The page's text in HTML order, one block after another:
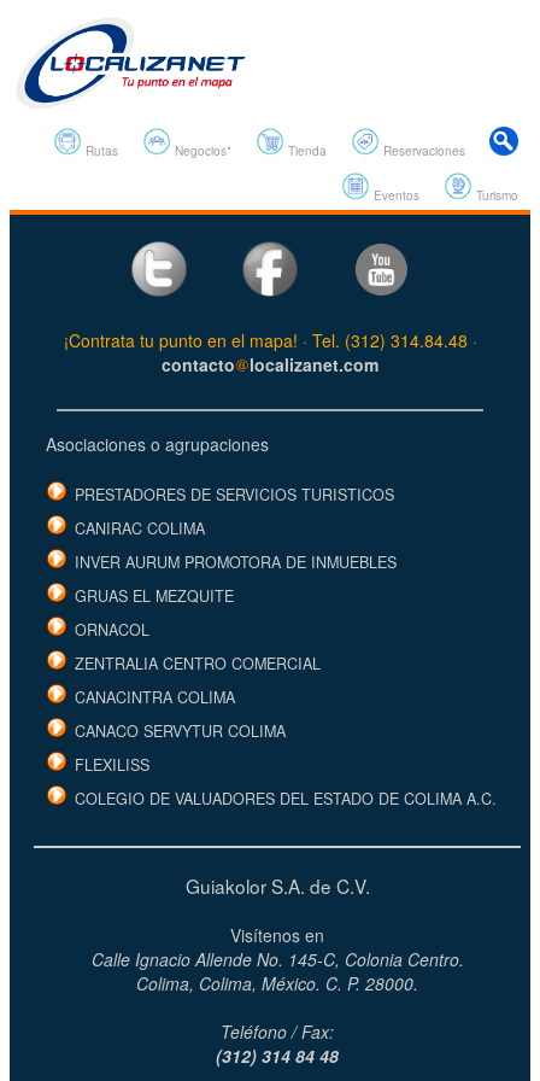
Reservaciones
Tienda
Negocios*
Rutas
Turismo
Eventos
¡Contrata tu punto en el mapa! · Tel. (312) 314.84.48 ·
contacto
localizanet.com
Asociaciones o agrupaciones
PRESTADORES DE SERVICIOS TURISTICOS
CANIRAC COLIMA
INVER AURUM PROMOTORA DE INMUEBLES
GRUAS EL MEZQUITE
ORNACOL
ZENTRALIA CENTRO COMERCIAL
CANACINTRA COLIMA
CANACO SERVYTUR COLIMA
FLEXILISS
COLEGIO DE VALUADORES DEL ESTADO DE COLIMA A.C.
Guiakolor S.A. de C.V.
Visítenos en
Calle Ignacio Allende No. 145-C, Colonia Centro.
Colima, Colima, México. C. P. 28000.
Teléfono / Fax:
(312) 314 84 48